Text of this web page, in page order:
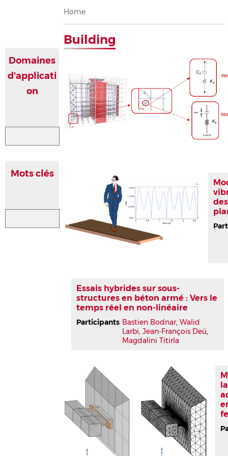
Breadcrumb
Home
Building
Essais hybrides sur sous-
structures en béton armé : Vers le
temps réel en non-linéaire
Participants Bastien Bodnar,Walid
Larbi,Jean-François Deü,
Magdalini Titirla
Domaines
d'applicati
on
Mots clés